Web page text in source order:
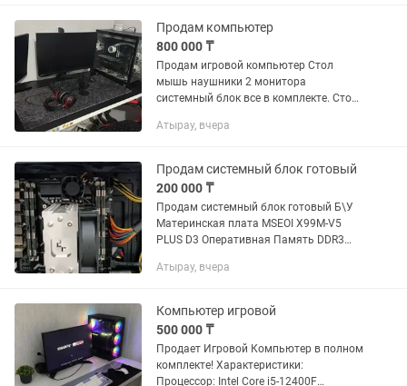
Самые высокие цены в городе
самовывозом заберем.Быстро и...
Продам компьютер
800 000 ₸
Продам игровой компьютер Стол
мышь наушники 2 монитора
системный блок все в комплекте. Стол
Атырау, вчера
Продам системный блок готовый
200 000 ₸
Продам системный блок готовый Б\У
Материнская плата MSEOI X99M-V5
PLUS D3 Оперативная Память DDR3
Процессор Xeon E5-2676v3 Стоит NVME
Атырау, вчера
Компьютер игровой
500 000 ₸
Продает Игровой Компьютер в полном
комплекте! Характеристики:
Процессор: Intel Core i5-12400F